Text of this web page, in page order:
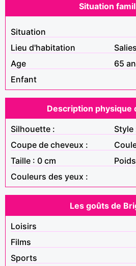
Situation
Situation
Lieu d'habitation
Age
65
Enfant
Description physique
Silhouette :
Style
Coupe de cheveux :
Taille : 0 cm
Couleurs des yeux :
Les goûts de
Loisirs
Films
Sports